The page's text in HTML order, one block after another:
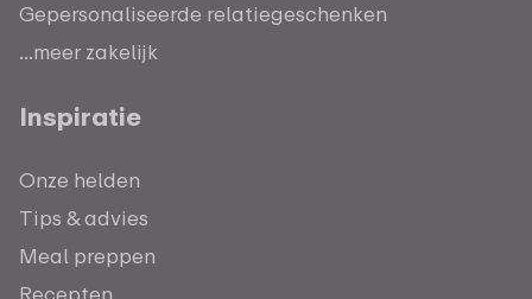
Gepersonaliseerde relatiegeschenken
...meer zakelijk
Inspiratie
Onze helden
Tips & advies
Meal preppen
Recepten